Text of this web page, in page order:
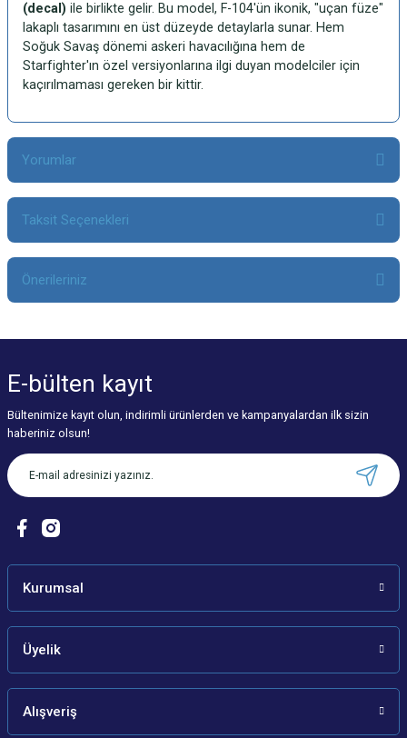
(decal) ile birlikte gelir. Bu model, F-104'ün ikonik, "uçan füze"
lakaplı tasarımını en üst düzeyde detaylarla sunar. Hem
Soğuk Savaş dönemi askeri havacılığına hem de
Starfighter'ın özel versiyonlarına ilgi duyan modelciler için
kaçırılmaması gereken bir kittir.
Yorumlar
Bu ürüne ilk yorumu siz yapın!
Taksit Seçenekleri
Önerileriniz
Görüş ve önerileriniz için teşekkür ederiz.
Ürün resmi kalitesiz, bozuk veya görüntülenemiyor.
Ürün açıklamasında eksik bilgiler bulunuyor.
Ürün bilgilerinde hatalar bulunuyor.
Bu ürüne benzer farklı alternatifler olmalı.
E-bülten kayıt
Bültenimize kayıt olun, indirimli ürünlerden ve kampanyalardan ilk sizin
haberiniz olsun!
Kurumsal
Üyelik
Alışveriş